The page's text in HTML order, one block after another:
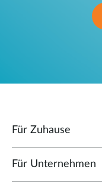
Für Zuhause
Für Unternehmen